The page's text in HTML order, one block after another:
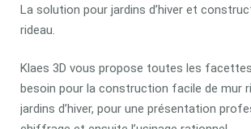
La solution pour jardins d’hiver et
rideau.
Klaes 3D vous propose toutes les
besoin pour la construction facile de mur
jardins d’hiver, pour une présentation